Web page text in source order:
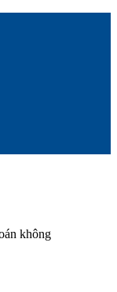
không